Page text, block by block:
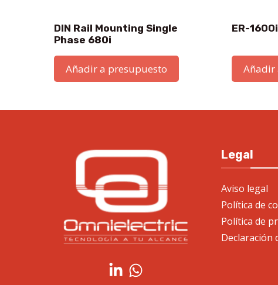
DIN Rail Mounting Single
Phase 680i
Añadir a presupuesto
ER-
Añadir
Legal
Aviso legal
Política de
Política de
Declaración